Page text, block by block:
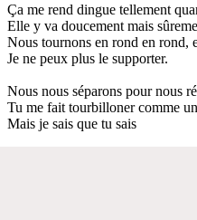
Ça me rend dingue tellement
Elle y va doucement mais
Nous tournons en rond en rond,
Je ne peux plus le supporter.
Nous nous séparons pour nous
Tu me fait tourbilloner comme
Mais je sais que tu sais